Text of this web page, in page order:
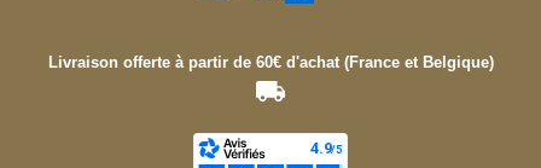
Livraison offerte à partir de 60€ d'achat (France et Belgique)